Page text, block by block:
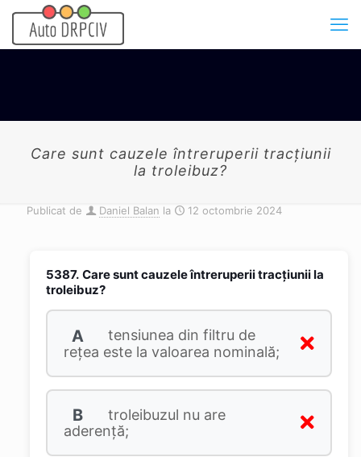
Care sunt cauzele întreruperii tracţiunii
la troleibuz?
Publicat de Daniel Balan la 12 octombrie 2024
5387. Care sunt cauzele întreruperii tracţiunii la
troleibuz?
A
tensiunea din filtru de
reţea este la valoarea nominală;
B
troleibuzul nu are
aderenţă;